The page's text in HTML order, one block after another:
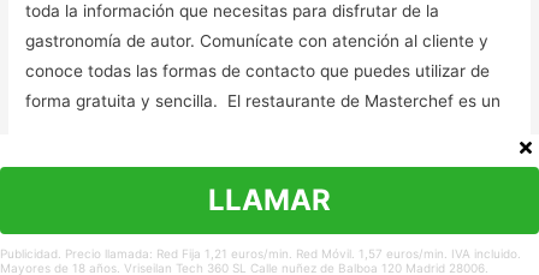
toda la información que necesitas para disfrutar de la
gastronomía de autor. Comunícate con atención al cliente y
conoce todas las formas de contacto que puedes utilizar de
forma gratuita y sencilla. El restaurante de Masterchef es un
Ver teléfonos de Restaurante Masterchef
LLAMAR
Publicidad. Precio llamada: Red Fija 1,21 euros/min. Red Móvil. 1,57 euros/min. IVA incluido.
Mayores de 18 años. Vriseilan Tech 360 SL Calle nuñez de Balboa 120 Madrid 28006.